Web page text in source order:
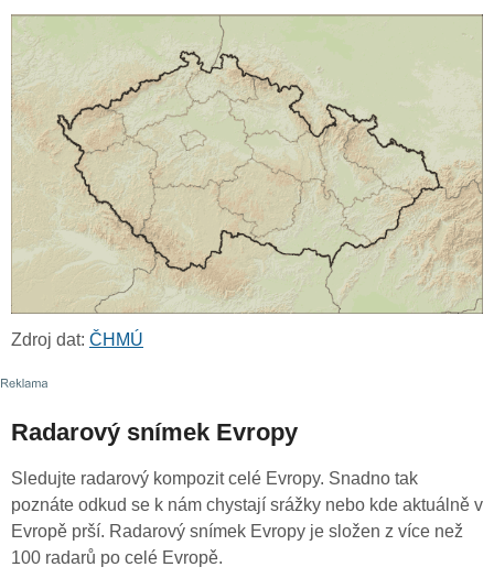
Zdroj dat: ČHMÚ
Radarový snímek Evropy
Sledujte radarový kompozit celé Evropy. Snadno tak
poznáte odkud se k nám chystají srážky nebo kde aktuálně v
Evropě prší. Radarový snímek Evropy je složen z více než
100 radarů po celé Evropě.